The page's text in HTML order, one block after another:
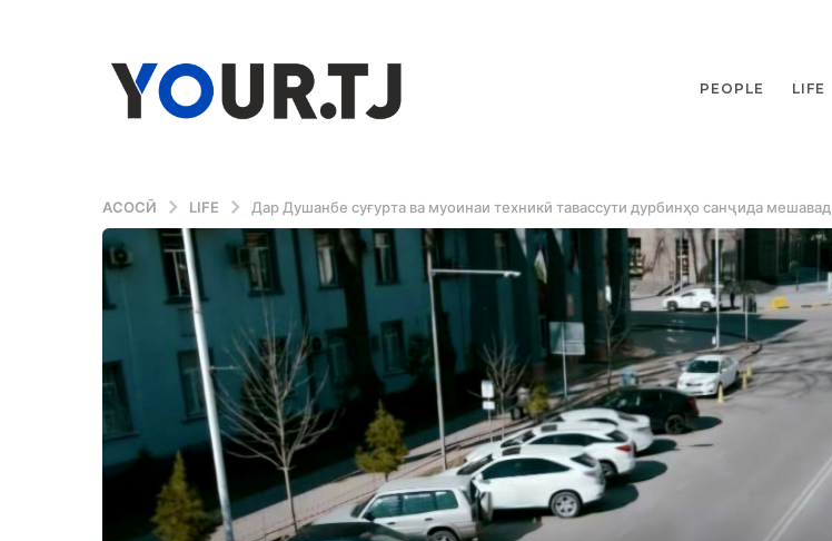
PEOPLE LIFE
АСОСӢ LIFE Дар Душанбе суғурта ва муоинаи техникӣ тавассути дурбинҳо санҷида мешавад